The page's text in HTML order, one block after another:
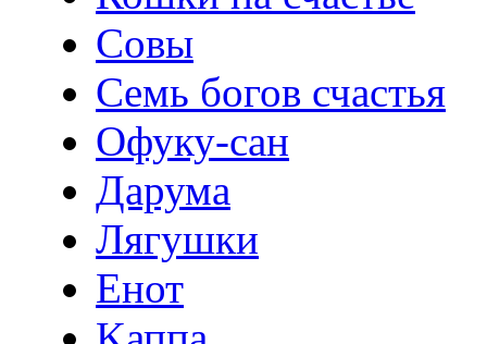
Совы
Семь богов счастья
Офуку-сан
Дарума
Лягушки
Eнот